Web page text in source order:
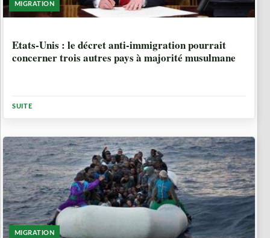
MIGRATION
Etats-Unis : le décret anti-immigration pourrait
concerner trois autres pays à majorité musulmane
SUITE
MIGRATION